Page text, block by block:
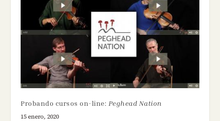
Probando cursos on-line: Peghead Nation
15 enero, 2020